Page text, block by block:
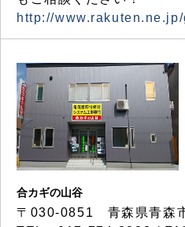
http://
合カギの山谷
〒030-0851 青森県青森